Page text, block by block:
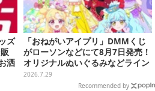
ズ
洒
「おねがいアイプリ」DMMくじ
がローソンなどにて8月7日発売！
オリジナルぬいぐるみなどライン
ナップ、各等賞にスペシャルアイ
プリカードが付属
2026.7.29
Recommended by